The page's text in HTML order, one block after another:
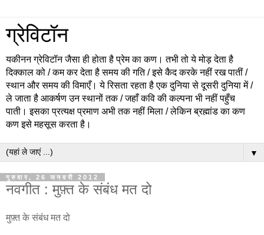
ग्रेविटॉन
यकीनन ग्रेविटॉन जैसा ही होता है प्रेम का कण। तभी तो ये मोड़ देता है
दिक्काल को / कम कर देता है समय की गति / इसे कैद करके नहीं रख पातीं /
स्थान और समय की विमाएँ। ये रिसता रहता है एक दुनिया से दूसरी दुनिया में /
ले जाता है आकर्षण उन स्थानों तक / जहाँ कवि की कल्पना भी नहीं पहुँच
पाती। इसका प्रत्यक्ष प्रमाण अभी तक नहीं मिला / लेकिन ब्रह्मांड का कण
कण इसे महसूस करता है।
▼
गुरुवार, 26 जनवरी 2012
नवगीत : मुफ़्त के संबंध मत दो
मुफ़्त के संबंध मत दो